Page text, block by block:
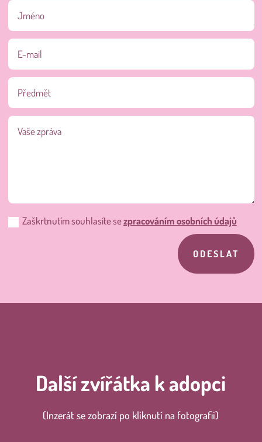
Zaškrtnutím souhlasíte sezpracováním osobních údajů
ODESLAT
Další zvířátka k adopci
(Inzerát se zobrazí po kliknutí na fotografii)